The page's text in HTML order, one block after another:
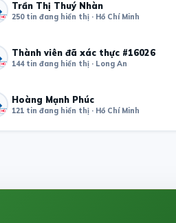
Trần Thị Thuý Nhàn
250 tin đang hiển thị · Hồ Chí Minh
Thành viên đã xác thực #16026
144 tin đang hiển thị · Long An
Hoàng Mạnh Phúc
121 tin đang hiển thị · Hồ Chí Minh